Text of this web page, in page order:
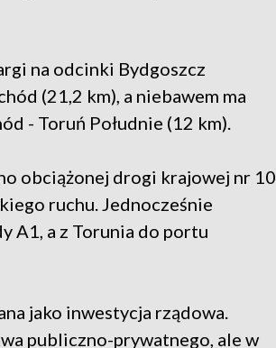
na odcinki Bydgoszcz
(21,2 km), a niebawem ma
- Toruń Południe (12 km).
obciążonej drogi krajowej nr 10
ruchu. Jednocześnie
A1, a z Torunia do portu
jako inwestycja rządowa.
publiczno-prywatnego, ale w